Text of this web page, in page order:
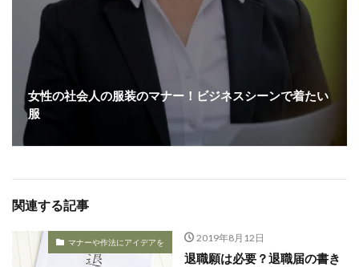
女性の社会人の服装のマナー！ビジネスシーンで着たい
服
関連する記事
マナーや作法にアイデアを 2019年8月12日
退職願は必要？退職届の書き